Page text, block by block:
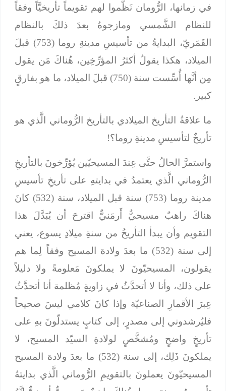
في زمانها، الرُّومان نَظَّموا لهم تقويماً تأريخيَّاً وفقاً
للنظام الشَّمسي ومازجوهُ بعدَ ذلكَ بالنظام
القَمَريّ، البدايةُ من تأسيسِ مدينةِ روما (753) قبلَ
الميلاد، هكذا يقولُ أكثرُ المؤرِّخِين، هُناكَ مَن يقول
مِن أنَّها أُسِّست سنة (750) قبلَ الميلاد، ما هو بفارقٍ
كبير.
ما علاقةُ التأريخ الميلادي بالتأريخ الرُّوماني الَّذي هو
تأريخٌ لتأسيسِ مدينةِ روما؟!
واستمرَّ الحالُ حتَّى عِندَ المسيحيّين يُؤرِّخونَ بالتأريخِ
الرُّوماني الَّذي يعتمدُ في بدايتهِ على تأريخِ تأسيسِ
مدينة روما (753) سنة قبل الميلاد، سنة (532) كانَ
هناكَ راهبٌ مسيحيٌّ أَرمَنيٌّ اقترحَ أن يُبَدَّلَ هذا
التقويم وأن يبدأ التأريخُ من سنةِ ميلادِ يسوع، يعني
إلى سنة (532) ما بعدَ ولادة المسيح وفقاً لِما هم
يقولون، المسيحيّونَ لا يملكونَ مَعلومةً ولا دليلاً
على ذلك، وأنا لا أتحدَّثُ في زاويةٍ مُظلمة أنا أتحدَّثُ
عِبرَ الأقمارِ الصناعيّة وإذا كانَ كلامي ليسَ صحيحاً
فليُرشدوني إلى مصدرٍ، إلى كتابٍ يستدلّونَ بهِ على
تأريخٍ واضحٍ ومُشخَّصٍ لولادةِ السيّد المسيح، لا
يملكونَ ذَلِك، إلى سنة (532) ما بعدَ ولادة المسيح
المسيحيّونَ يعملونَ بالتقويمِ الرُّوماني الَّذي بدايتهُ